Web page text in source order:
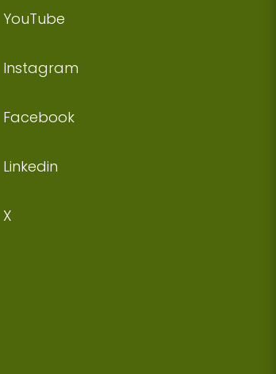
YouTube
Instagram
Facebook
Linkedin
X